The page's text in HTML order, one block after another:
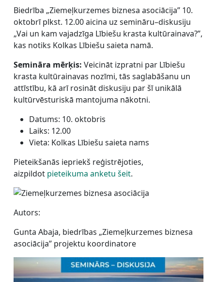
Biedrība „Ziemeļkurzemes biznesa asociācija” 10.
oktobrī plkst. 12.00 aicina uz semināru–diskusiju
„Vai un kam vajadzīga Lībiešu krasta kultūrainava?”,
kas notiks Kolkas Lībiešu saieta namā.
Semināra mērķis: Veicināt izpratni par Lībiešu
krasta kultūrainavas nozīmi, tās saglabāšanu un
attīstību, kā arī rosināt diskusiju par šī unikālā
kultūrvēsturiskā mantojuma nākotni.
Datums: 10. oktobris
Laiks: 12.00
Vieta: Kolkas Lībiešu saieta nams
Pieteikšanās iepriekš reģistrējoties,
aizpildot pieteikuma anketu šeit.
Autors:
Gunta Abaja, biedrības „Ziemeļkurzemes biznesa
asociācija” projektu koordinatore